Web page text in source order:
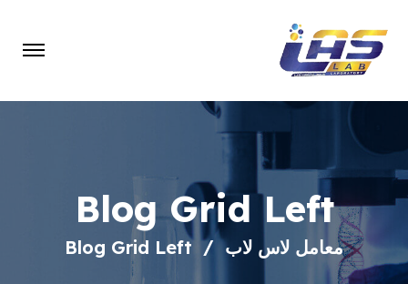
Blog Grid Left
معامل لاس لاب Blog Grid Left